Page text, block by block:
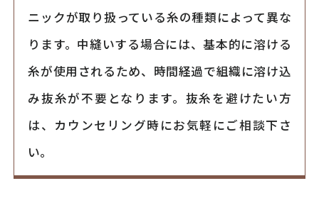
ニックが取り扱っている糸の種類によって異な
ります。中縫いする場合には、基本的に溶ける
糸が使用されるため、時間経過で組織に溶け込
み抜糸が不要となります。抜糸を避けたい方
は、カウンセリング時にお気軽にご相談下さ
い。